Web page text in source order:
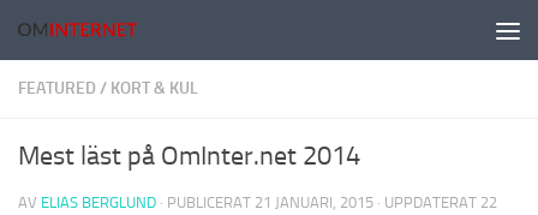
Hoppa till innehåll
FEATURED / KORT & KUL
Mest läst på OmInter.net 2014
AV ELIAS BERGLUND · PUBLICERAT 21 JANUARI, 2015 · UPPDATERAT 22